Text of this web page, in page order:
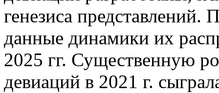
генезиса представлений.
данные динамики их
2025 гг. Существенную
девиаций в 2021 г.